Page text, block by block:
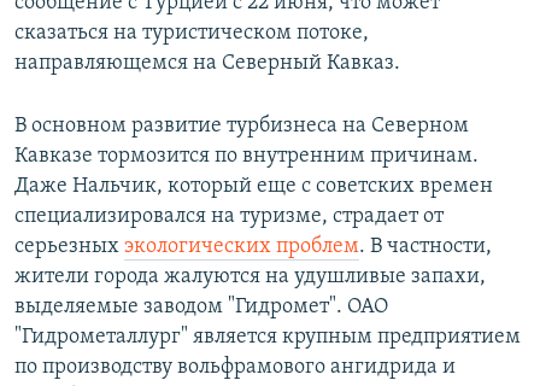
сказаться на туристическом потоке,
направляющемся на Северный Кавказ.
В основном развитие турбизнеса на Северном
Кавказе тормозится по внутренним причинам.
Даже Нальчик, который еще с советских времен
специализировался на туризме, страдает от
серьезных экологических проблем. В частности,
жители города жалуются на удушливые запахи,
выделяемые заводом "Гидромет". ОАО
"Гидрометаллург" является крупным предприятием
по производству вольфрамового ангидрида и